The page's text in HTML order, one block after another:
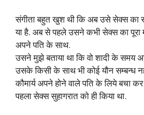
संगीता बहुत खुश थी कि अब उसे सेक्स
या है. अब से पहले उसने कभी सेक्स का पूरा
अपने पति के साथ.
उसने मुझे बताया था कि वो शादी के समय
उसके किसी के साथ भी कोई यौन सम्बन्ध
कौमार्य अपने होने वाले पति के लिये बचा
पहला सेक्स सुहागरात को ही किया था.